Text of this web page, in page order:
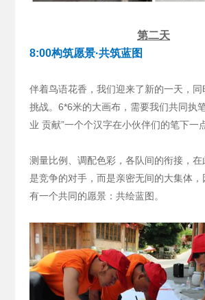
第二天
8:00构筑愿景·共筑蓝图
伴着鸟语花香，我们迎来了新的一天，同
挑战。6*6米的大画布，需要我们共同执
业 贡献”一个个汉字在小伙伴们的笔下一
测量比例、调配色彩，各队间的衔接，
是竞争的对手，而是亲密无间的大集体
有一个共同的愿景：共绘蓝图。